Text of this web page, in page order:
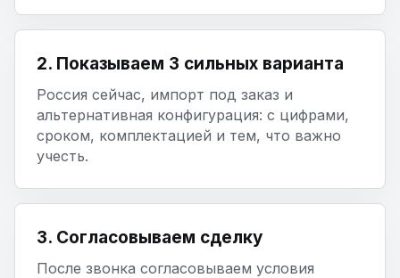
2. Показываем 3 сильных варианта
Россия сейчас, импорт под заказ и
альтернативная конфигурация: с цифрами,
сроком, комплектацией и тем, что важно
учесть.
3. Согласовываем сделку
После звонка согласовываем условия